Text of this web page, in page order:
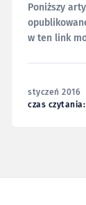
Poniższy
w ten link możesz
znaczenie,
styczeń 2016
czas